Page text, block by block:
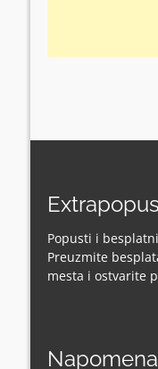
Popusti i
Preuzmite
mesta i ostvarite
Napomena